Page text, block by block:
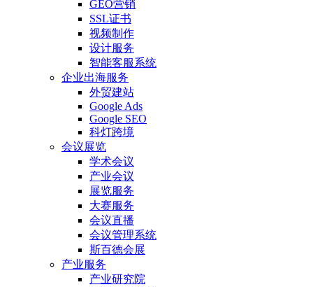
GEO营销
SSL证书
视频制作
设计服务
智能客服系统
企业出海服务
外贸建站
Google Ads
Google SEO
科灯跨境
会议展览
学术会议
产业会议
展览服务
大赛服务
会议直播
会议管理系统
斯百德会展
产业服务
产业研究院